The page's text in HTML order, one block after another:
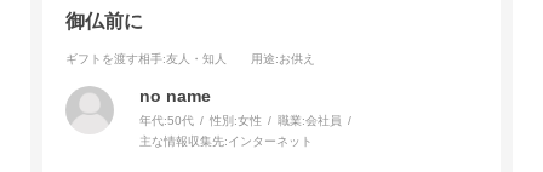
御仏前に
ギフトを渡す相手:友人・知人 用途:お供え
no name
年代:50代 性別:女性 職業:会社員
主な情報収集先:インターネット